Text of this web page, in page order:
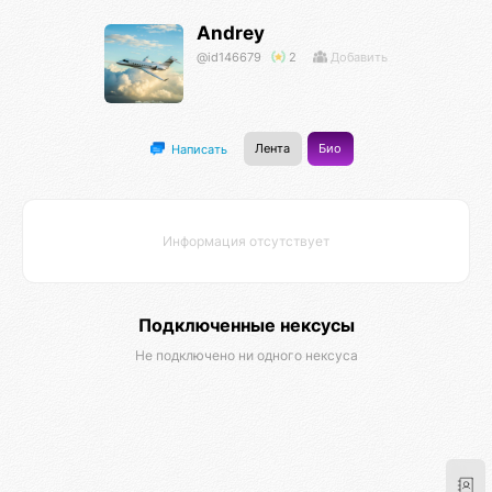
Andrey
@id146679 2 Добавить
Написать Лента Био
Информация отсутствует
Подключенные нексусы
Не подключено ни одного нексуса